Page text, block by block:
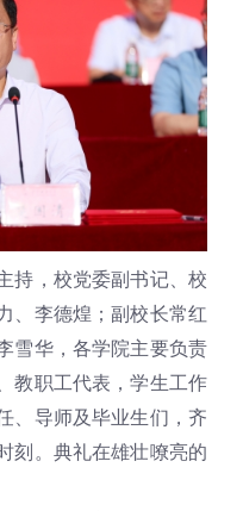
持，校党委副书记、校
、李德煌；副校长常红
雪华，各学院主要负责
教职工代表，学生工作
、导师及毕业生们，齐
刻。典礼在雄壮嘹亮的